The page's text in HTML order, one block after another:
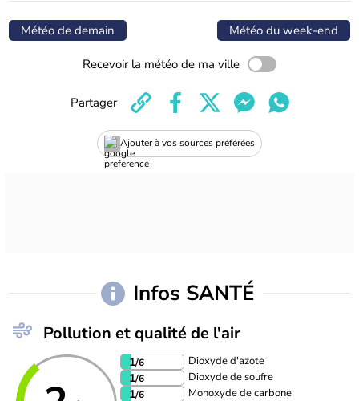
Météo de demain Météo du week-end
Recevoir la météo de ma ville
Ajouter à vos sources préférées
Partager
Infos SANTÉ
Pollution et qualité de l'air
1/6 Dioxyde d'azote
1/6 Dioxyde de soufre
1/6 Monoxyde de carbone